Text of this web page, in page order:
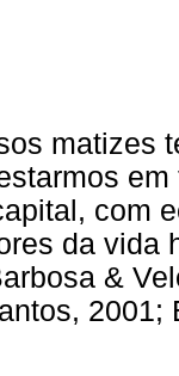
matizes
com
da vida
&
2001;